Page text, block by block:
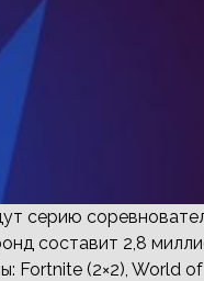
серию
составит 2,8
Fortnite (2×2), World of